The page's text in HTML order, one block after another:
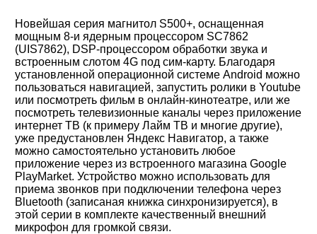
Новейшая серия магнитол S500+, оснащенная
мощным 8-и ядерным процессором SC7862
(UIS7862), DSP-процессором обработки звука и
встроенным слотом 4G под сим-карту. Благодаря
установленной операционной системе Android можно
пользоваться навигацией, запустить ролики в Youtube
или посмотреть фильм в онлайн-кинотеатре, или же
посмотреть телевизионные каналы через приложение
интернет ТВ (к примеру Лайм ТВ и многие другие),
уже предустановлен Яндекс Навигатор, а также
можно самостоятельно установить любое
приложение через из встроенного магазина Google
PlayMarket. Устройство можно использовать для
приема звонков при подключении телефона через
Bluetooth (записаная книжка синхронизируется), в
этой серии в комплекте качественный внешний
микрофон для громкой связи.